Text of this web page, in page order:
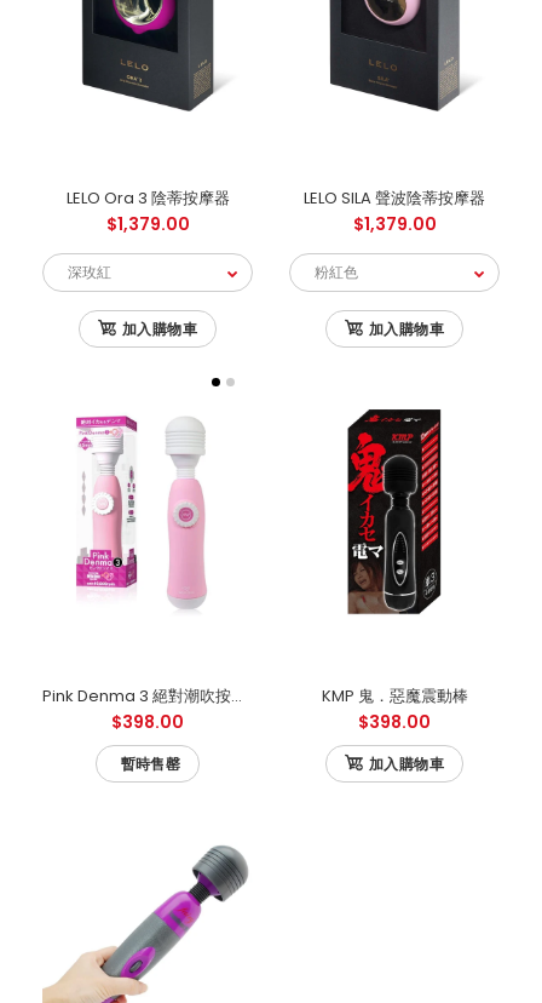
LELO Ora 3 陰蒂按摩器
$1,379.00
加入購物車
LELO SILA 聲波陰蒂按摩器
$1,379.00
加入購物車
Pink Denma 3 絕對潮吹按摩棒 - 粉紅色
$398.00
暫時售罄
KMP 鬼．惡魔震動棒
$398.00
加入購物車